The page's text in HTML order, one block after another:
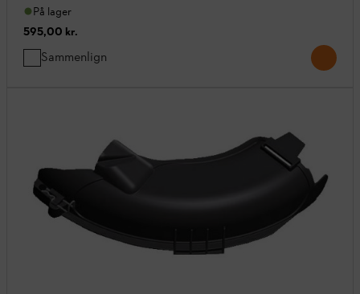
På lager
595,00 kr.
Sammenlign